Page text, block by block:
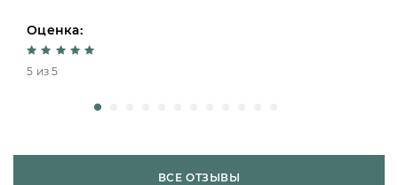
Оценка:
5 из 5
ВСЕ ОТЗЫВЫ